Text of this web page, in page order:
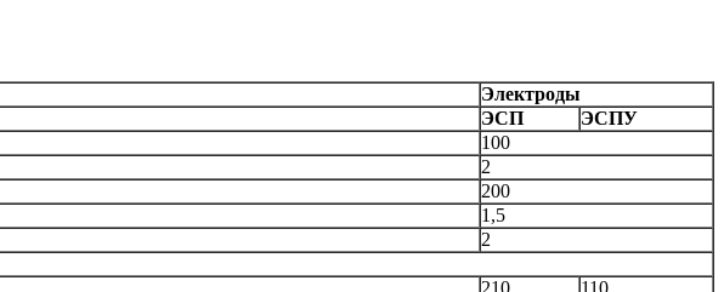
Электроды
ЭСП
ЭСПУ
100
2
200
1,5
2
210
110